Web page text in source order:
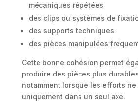
mécaniques répétées
des clips ou systèmes de
des supports techniques
des pièces manipulées
Cette bonne cohésion permet
produire des pièces plus
notamment lorsque les efforts ne
uniquement dans un seul axe.